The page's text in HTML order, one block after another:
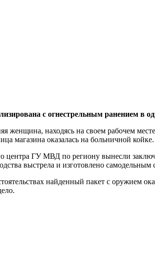
с огнестрельным ранением в
женщина, находясь на своем рабочем
магазина оказалась на больничной койке.
центра ГУ МВД по региону вынесли
выстрела и изготовлено самодельным
найденный пакет с оружием